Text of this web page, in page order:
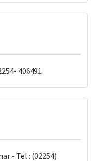
406491
- Tel : (02254)